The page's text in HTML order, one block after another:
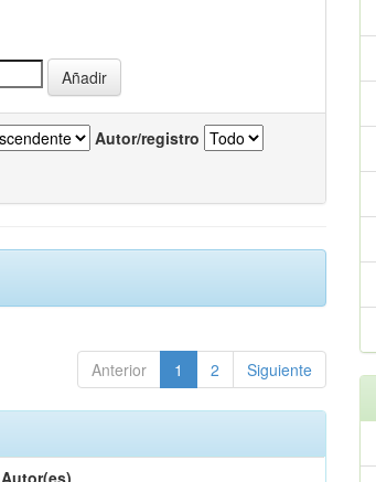
Autor/registro
Anterior 1 2 Siguiente
Autor(es)